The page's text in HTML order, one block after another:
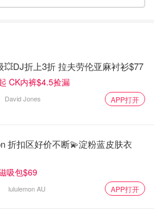
💥DJ折上3折 拉夫劳伦亚麻衬衫$77
CK内裤$4.5捡漏
David Jones APP打开
折扣区好价不断💫淀粉蓝皮肤衣
吸包$69
lululemon AU APP打开